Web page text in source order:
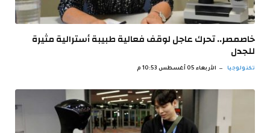
خاصمصر.. تحرك عاجل لوقف فعالية طبيبة أسترالية مثيرة
للجدل
تكنولوجيا الأربعاء 05 أغسطس 10:53 م